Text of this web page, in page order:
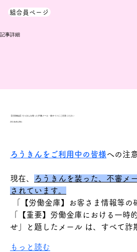
組合員ページ
​記事詳細
【注意喚起】ろうきんを装った不審メール・偽サイトにご注意ください
2024年8月28日
ろうきんをご利用中の皆様への注
現在、
ろうきんを装った、不審メ
されています。
「【重要】労働金庫における一時
せ」と題したメール は、すべて詐
もっと読む